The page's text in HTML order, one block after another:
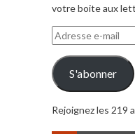
votre boite aux
Adresse
e-
mail
S'abonner
Rejoignez les 219